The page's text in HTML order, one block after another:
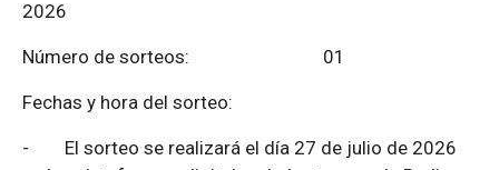
2026
Número de sorteos: 01
Fechas y hora del sorteo:
- El sorteo se realizará el día 27 de julio de 2026